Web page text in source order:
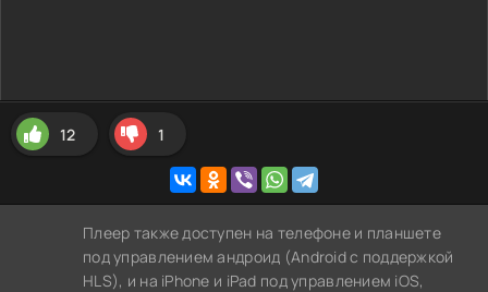
12 1
Плеер также доступен на телефоне и планшете
под управлением андроид (Android с поддержкой
HLS), и на iPhone и iPad под управлением iOS,